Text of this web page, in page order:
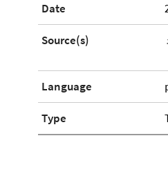
Date
Source(s)
Language
Type